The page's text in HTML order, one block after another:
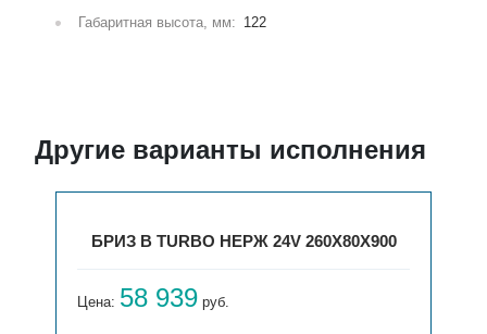
Габаритная высота, мм: 122
Другие варианты исполнения
БРИЗ В TURBO НЕРЖ 24V 260Х80Х900
Цена: 58 939 руб.